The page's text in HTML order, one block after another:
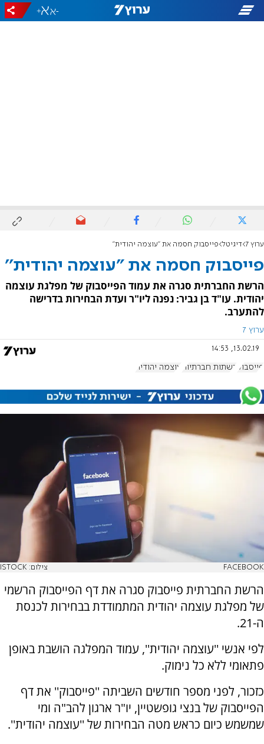
-
+
ערוץ 7 דיגיטל פייסבוק חסמה את "עוצמה יהודית''
פייסבוק חסמה את "עוצמה יהודית''
הרשת החברתית סגרה את עמוד הפייסבוק של מפלגת עוצמה
יהודית. עו"ד בן גביר: נפנה ליו"ר ועדת הבחירות בדרישה
להתערב.
ערוץ 7
13.02.19, 14:53
פייסבוק רשתות חברתיות עוצמה יהודית
FACEBOOK צילום: ISTOCK
הרשת החברתית פייסבוק סגרה את דף הפייסבוק הרשמי
של מפלגת עוצמה יהודית המתמודדת בבחירות לכנסת
ה-21.
לפי אנשי ''עוצמה יהודית'', עמוד המפלגה הושבת באופן
פתאומי ללא כל נימוק.
כזכור, לפני מספר חודשים השביתה ''פייסבוק'' את דף
הפייסבוק של בנצי גופשטיין, יו"ר ארגון להב"ה ומי
שמשמש כיום כראש מטה הבחירות של ''עוצמה יהודית''.